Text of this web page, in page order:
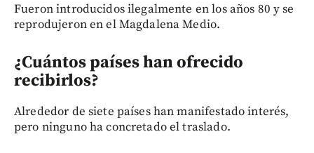
Fueron introducidos ilegalmente en los años 80 y se
reprodujeron en el Magdalena Medio.
¿Cuántos países han ofrecido
recibirlos?
Alrededor de siete países han manifestado interés,
pero ninguno ha concretado el traslado.